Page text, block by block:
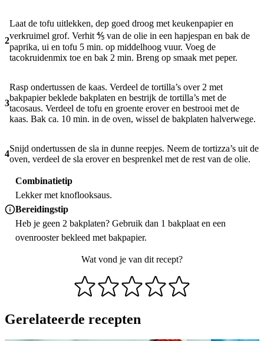
2
Laat de tofu uitlekken, dep goed droog met keukenpapier en
verkruimel grof. Verhit ⅘ van de olie in een hapjespan en bak de
paprika, ui en tofu 5 min. op middelhoog vuur. Voeg de
tacokruidenmix toe en bak 2 min. Breng op smaak met peper.
3
Rasp ondertussen de kaas. Verdeel de tortilla’s over 2 met
bakpapier beklede bakplaten en bestrijk de tortilla’s met de
tacosaus. Verdeel de tofu en groente erover en bestrooi met de
kaas. Bak ca. 10 min. in de oven, wissel de bakplaten halverwege.
4
Snijd ondertussen de sla in dunne reepjes. Neem de tortizza’s uit de
oven, verdeel de sla erover en besprenkel met de rest van de olie.
Combinatietip
Lekker met knoflooksaus.
Bereidingstip
Heb je geen 2 bakplaten? Gebruik dan 1 bakplaat en een
ovenrooster bekleed met bakpapier.
Wat vond je van dit recept?
Gerelateerde recepten